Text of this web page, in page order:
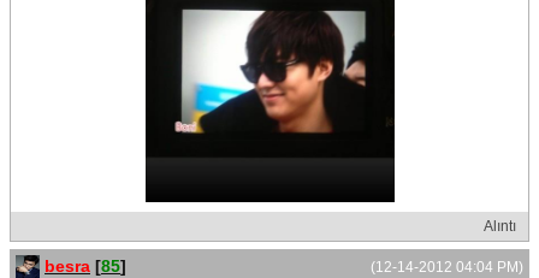
Alıntı
(12-14-2012 04:04 PM)
besra [85]